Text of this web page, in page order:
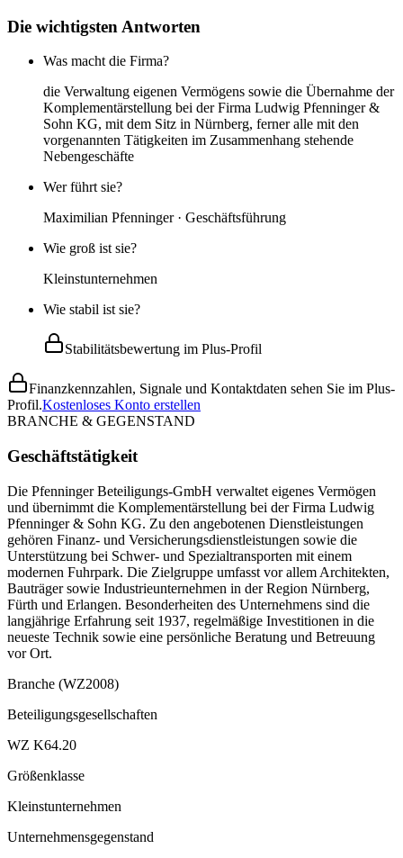
Die wichtigsten Antworten
Was macht die Firma?
die Verwaltung eigenen Vermögens sowie die Übernahme der
Komplementärstellung bei der Firma Ludwig Pfenninger &
Sohn KG, mit dem Sitz in Nürnberg, ferner alle mit den
vorgenannten Tätigkeiten im Zusammenhang stehende
Nebengeschäfte
Wer führt sie?
Maximilian Pfenninger · Geschäftsführung
Wie groß ist sie?
Kleinstunternehmen
Wie stabil ist sie?
Stabilitätsbewertung im Plus-Profil
Finanzkennzahlen, Signale und Kontaktdaten sehen Sie im Plus-
Profil.Kostenloses Konto erstellen
BRANCHE & GEGENSTAND
Geschäftstätigkeit
Die Pfenninger Beteiligungs-GmbH verwaltet eigenes Vermögen
und übernimmt die Komplementärstellung bei der Firma Ludwig
Pfenninger & Sohn KG. Zu den angebotenen Dienstleistungen
gehören Finanz- und Versicherungsdienstleistungen sowie die
Unterstützung bei Schwer- und Spezialtransporten mit einem
modernen Fuhrpark. Die Zielgruppe umfasst vor allem Architekten,
Bauträger sowie Industrieunternehmen in der Region Nürnberg,
Fürth und Erlangen. Besonderheiten des Unternehmens sind die
langjährige Erfahrung seit 1937, regelmäßige Investitionen in die
neueste Technik sowie eine persönliche Beratung und Betreuung
vor Ort.
Branche (WZ2008)
Beteiligungsgesellschaften
WZ K64.20
Größenklasse
Kleinstunternehmen
Unternehmensgegenstand